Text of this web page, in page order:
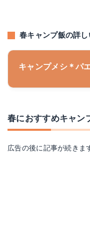
春キャンプ飯の詳
キャンプメシ＊パ
春におすすめキャン
広告の後に記事が続きま